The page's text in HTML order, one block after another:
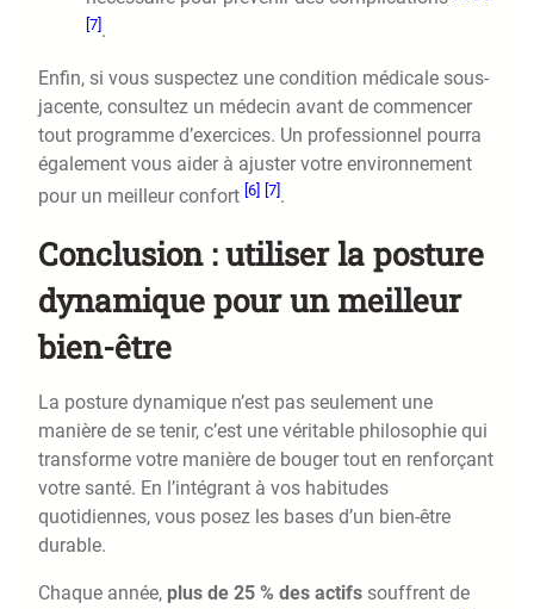
[7].
Enfin, si vous suspectez une condition médicale sous-
jacente, consultez un médecin avant de commencer
tout programme d’exercices. Un professionnel pourra
également vous aider à ajuster votre environnement
pour un meilleur confort [6] [7] .
Conclusion : utiliser la posture
dynamique pour un meilleur
bien-être
La posture dynamique n’est pas seulement une
manière de se tenir, c’est une véritable philosophie qui
transforme votre manière de bouger tout en renforçant
votre santé. En l’intégrant à vos habitudes
quotidiennes, vous posez les bases d’un bien-être
durable.
Chaque année, plus de 25 % des actifs souffrent de